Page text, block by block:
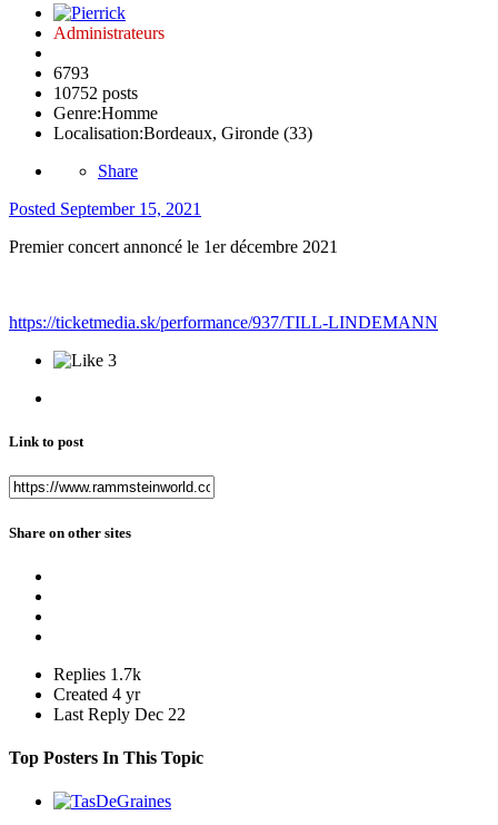
Administrateurs
6793
10752 posts
Genre:Homme
Localisation:Bordeaux, Gironde (33)
Share
Posted September 15, 2021
Premier concert annoncé le 1er décembre 2021
https://ticketmedia.sk/performance/937/TILL-LINDEMANN
3
Link to post
Share on other sites
Replies 1.7k
Created 4 yr
Last Reply Dec 22
Top Posters In This Topic